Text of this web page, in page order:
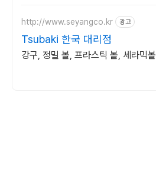
http://www.seyangco.kr 광고
Tsubaki 한국 대리점
강구, 정밀 볼, 프라스틱 볼, 세라믹볼